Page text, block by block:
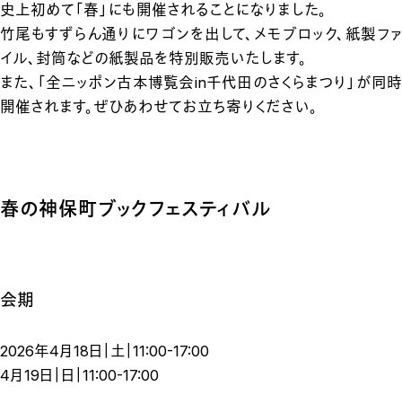
史上初めて「春」にも開催されることになりました。
竹尾もすずらん通りにワゴンを出して、メモブロック、紙製ファ
イル、封筒などの紙製品を特別販売いたします。
また、「全ニッポン古本博覧会in千代田のさくらまつり」が同時
開催されます。ぜひあわせてお立ち寄りください。
春の神保町ブックフェスティバル
会期
2026年4月18日｜土｜11:00-17:00
4月19日｜日｜11:00-17:00